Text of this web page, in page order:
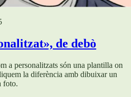
de debò
a personalitzats són una plantilla on
la diferència amb dibuixar un
foto.